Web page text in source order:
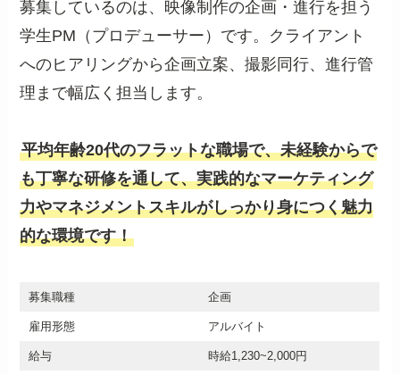
募集しているのは、映像制作の企画・進行を担う
学生PM（プロデューサー）です。クライアント
へのヒアリングから企画立案、撮影同行、進行管
理まで幅広く担当します。
平均年齢20代のフラットな職場で、未経験からで
も丁寧な研修を通して、実践的なマーケティング
力やマネジメントスキルがしっかり身につく魅力
的な環境です！
募集職種 企画
雇用形態 アルバイト
給与 時給1,230~2,000円